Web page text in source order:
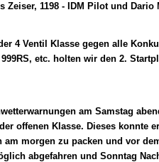
Zeiser, 1198 - IDM Pilot
4 Ventil Klasse gegen alle
etc. holten wir den 2.
am Samstag
offenen Klasse. Dieses
morgen zu packen und vor
abgefahren und